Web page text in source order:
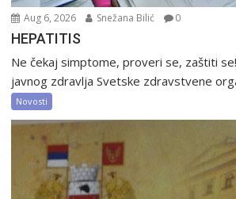
Aug 6, 2026 Snežana Bilić 0
HEPATITIS
Ne čekaj simptome, proveri se, zaštiti
javnog zdravlja Svetske zdravstvene
Novosti